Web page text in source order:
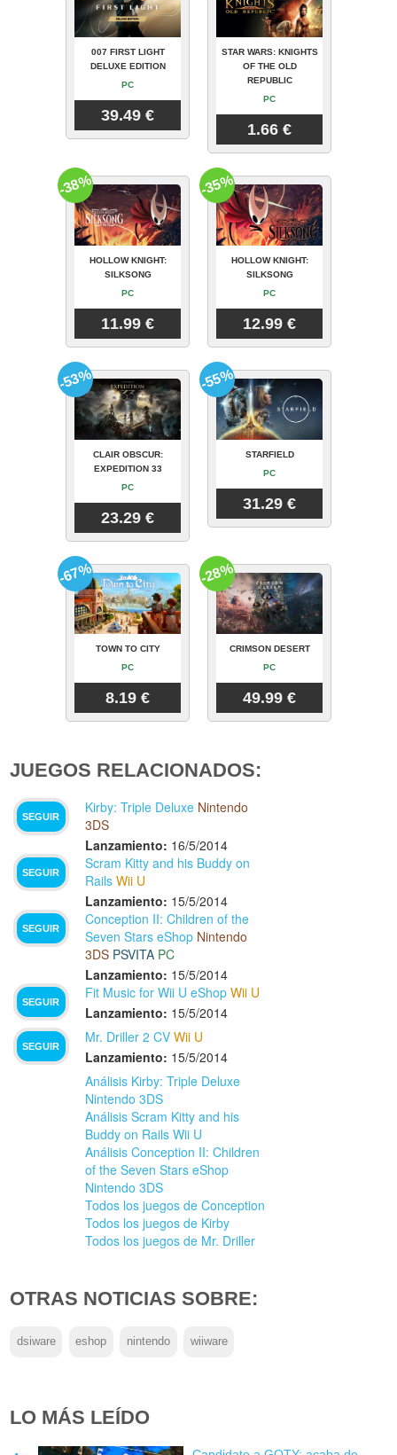
007 FIRST LIGHT
DELUXE EDITION
PC
39.49 €
STAR WARS: KNIGHTS
OF THE OLD
REPUBLIC
PC
1.66 €
HOLLOW KNIGHT:
SILKSONG
PC
11.99 €
-38%
HOLLOW KNIGHT:
SILKSONG
PC
12.99 €
-35%
CLAIR OBSCUR:
EXPEDITION 33
PC
23.29 €
-53%
STARFIELD
PC
31.29 €
-55%
TOWN TO CITY
PC
8.19 €
-67%
CRIMSON DESERT
PC
49.99 €
-28%
JUEGOS RELACIONADOS:
SEGUIR
Kirby: Triple Deluxe Nintendo
3DS
Lanzamiento: 16/5/2014
SEGUIR
Scram Kitty and his Buddy on
Rails Wii U
Lanzamiento: 15/5/2014
SEGUIR
Conception II: Children of the
Seven Stars eShop Nintendo
3DS PSVITA PC
Lanzamiento: 15/5/2014
SEGUIR
Fit Music for Wii U eShop Wii U
Lanzamiento: 15/5/2014
SEGUIR
Mr. Driller 2 CV Wii U
Lanzamiento: 15/5/2014
Análisis Kirby: Triple Deluxe
Nintendo 3DS
Análisis Scram Kitty and his
Buddy on Rails Wii U
Análisis Conception II: Children
of the Seven Stars eShop
Nintendo 3DS
Todos los juegos de Conception
Todos los juegos de Kirby
Todos los juegos de Mr. Driller
OTRAS NOTICIAS SOBRE:
dsiware eshop nintendo wiiware
LO MÁS LEÍDO